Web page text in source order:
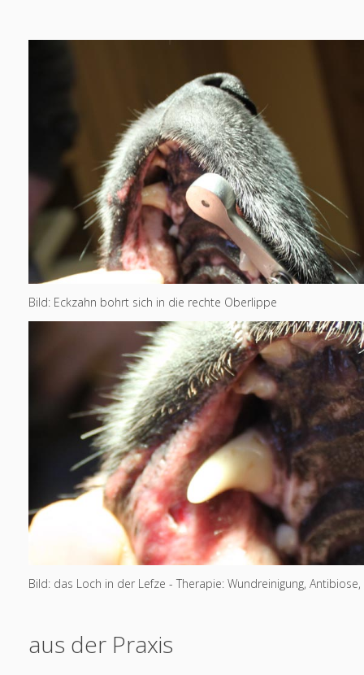
Bild: Eckzahn bohrt sich in die rechte Oberlippe
Bild: das Loch in der Lefze - Therapie: Wundreinigung,
aus der Praxis